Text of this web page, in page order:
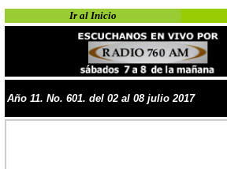
Ir al Inicio
Año 11. No. 601. del 02 al 08 julio 2017